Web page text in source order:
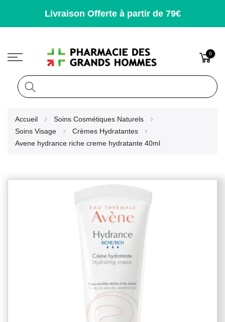
Livraison Offerte à partir de 79€
0
Accueil
Soins Cosmétiques Naturels
Soins Visage
Crèmes Hydratantes
Avene hydrance riche creme hydratante 40ml